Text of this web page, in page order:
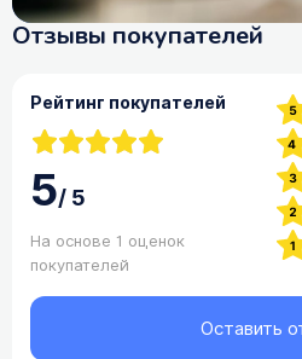
Отзывы покупателей
Рейтинг покупателей
5/5
На основе 1 оценок
покупателей
Оставить